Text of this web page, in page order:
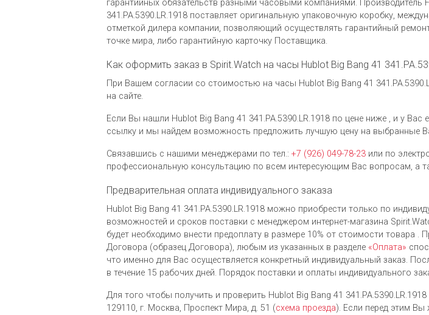
гарантийных обязательств разными часовыми компаниями. Производитель
341.PA.5390.LR.1918 поставляет оригинальную упаковочную коробку,
отметкой дилера компании, позволяющий осуществлять гарантийный
точке мира, либо гарантийную карточку Поставщика.
Как оформить заказ в Spirit.Watch на часы Hublot Big Bang 41
При Вашем согласии со стоимостью на часы Hublot Big Bang 41
на сайте.
Если Вы нашли Hublot Big Bang 41 341.PA.5390.LR.1918 по цене ниже , и у
ссылку и мы найдем возможность предложить лучшую цену на выбранные
Связавшись с нашими менеджерами по тел.: +7 (926) 049-78-23 или по
профессиональную консультацию по всем интересующим Вас вопросам, а
Предварительная оплата индивидуального заказа
Hublot Big Bang 41 341.PA.5390.LR.1918 можно приобрести только по
возможностей и сроков поставки с менеджером интернет-магазина
будет необходимо внести предоплату в размере 10% от стоимости товара .
Договора (образец Договора), любым из указанных в разделе «Оплата»
что именно для Вас осуществляется конкретный индивидуальный заказ.
в течение 15 рабочих дней. Порядок поставки и оплаты индивидуального
Для того чтобы получить и проверить Hublot Big Bang 41
129110, г. Москва, Проспект Мира, д. 51 (схема проезда). Если перед этим Вы